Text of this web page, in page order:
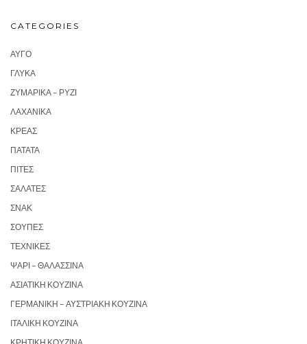
CATEGORIES
ΑΥΓΌ
ΓΛΥΚΆ
ΖΥΜΑΡΙΚΆ – ΡΎΖΙ
ΛΑΧΑΝΙΚΆ
ΚΡΈΑΣ
ΠΑΤΆΤΑ
ΠΊΤΕΣ
ΣΑΛΆΤΕΣ
ΣΝΑΚ
ΣΟΎΠΕΣ
ΤΕΧΝΙΚΈΣ
ΨΆΡΙ – ΘΑΛΑΣΣΙΝΆ
ΑΣΙΑΤΙΚΉ ΚΟΥΖΊΝΑ
ΓΕΡΜΑΝΙΚΉ – ΑΥΣΤΡΙΑΚΉ ΚΟΥΖΊΝΑ
ΙΤΑΛΙΚΉ ΚΟΥΖΊΝΑ